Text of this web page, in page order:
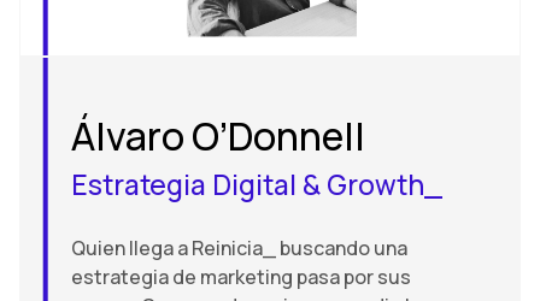
Álvaro O’Donnell
Estrategia Digital & Growth_
Quien llega a Reinicia_ buscando una
estrategia de marketing pasa por sus